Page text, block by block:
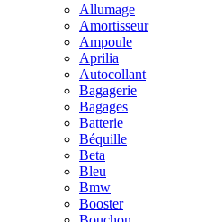
Allumage
Amortisseur
Ampoule
Aprilia
Autocollant
Bagagerie
Bagages
Batterie
Béquille
Beta
Bleu
Bmw
Booster